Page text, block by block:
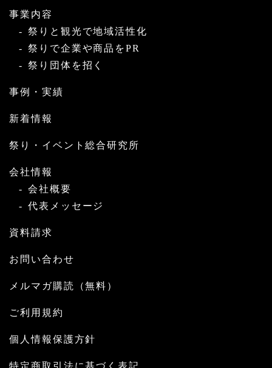
事業内容
祭りと観光で地域活性化
祭りで企業や商品をPR
祭り団体を招く
事例・実績
新着情報
祭り・イベント総合研究所
会社情報
会社概要
代表メッセージ
資料請求
お問い合わせ
メルマガ購読（無料）
ご利用規約
個人情報保護方針
特定商取引法に基づく表記